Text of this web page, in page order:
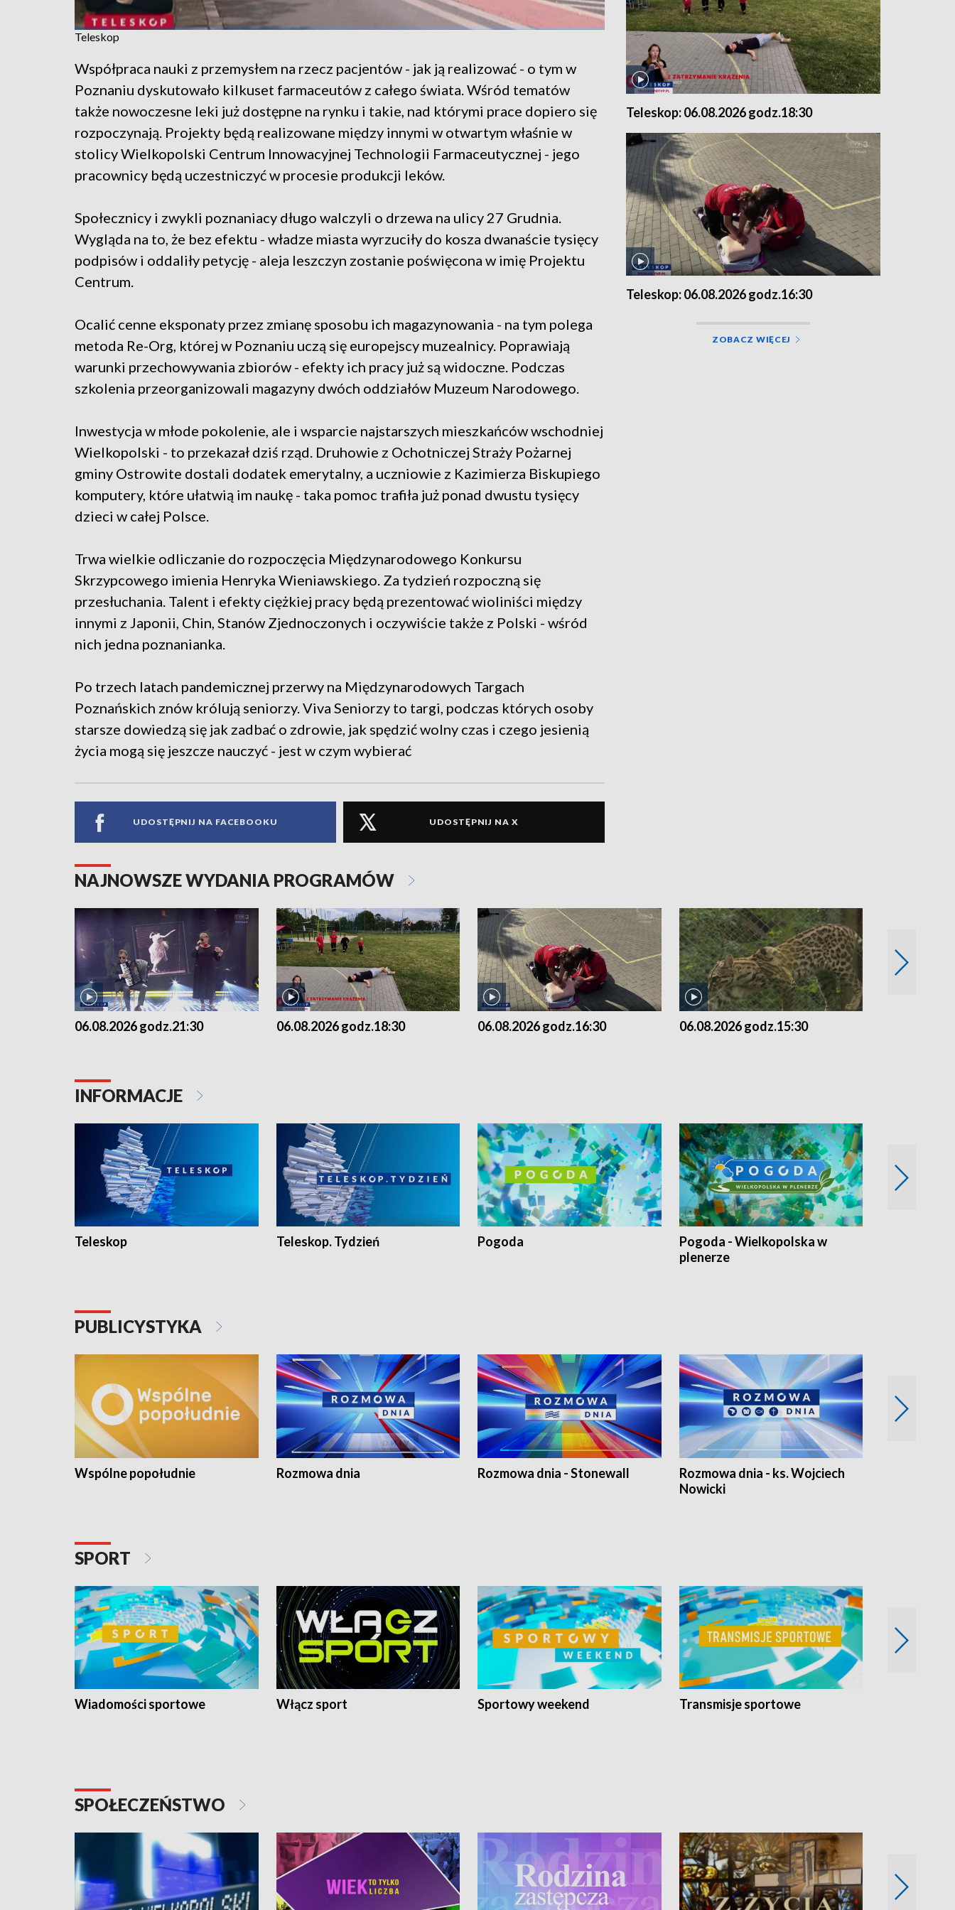
Teleskop
Współpraca nauki z przemysłem na rzecz pacjentów - jak ją realizować - o tym w
Poznaniu dyskutowało kilkuset farmaceutów z całego świata. Wśród tematów
także nowoczesne leki już dostępne na rynku i takie, nad którymi prace dopiero się
rozpoczynają. Projekty będą realizowane między innymi w otwartym właśnie w
stolicy Wielkopolski Centrum Innowacyjnej Technologii Farmaceutycznej - jego
pracownicy będą uczestniczyć w procesie produkcji leków.
Społecznicy i zwykli poznaniacy długo walczyli o drzewa na ulicy 27 Grudnia.
Wygląda na to, że bez efektu - władze miasta wyrzuciły do kosza dwanaście tysięcy
podpisów i oddaliły petycję - aleja leszczyn zostanie poświęcona w imię Projektu
Centrum.
Ocalić cenne eksponaty przez zmianę sposobu ich magazynowania - na tym polega
metoda Re-Org, której w Poznaniu uczą się europejscy muzealnicy. Poprawiają
warunki przechowywania zbiorów - efekty ich pracy już są widoczne. Podczas
szkolenia przeorganizowali magazyny dwóch oddziałów Muzeum Narodowego.
Inwestycja w młode pokolenie, ale i wsparcie najstarszych mieszkańców wschodniej
Wielkopolski - to przekazał dziś rząd. Druhowie z Ochotniczej Straży Pożarnej
gminy Ostrowite dostali dodatek emerytalny, a uczniowie z Kazimierza Biskupiego
komputery, które ułatwią im naukę - taka pomoc trafiła już ponad dwustu tysięcy
dzieci w całej Polsce.
Trwa wielkie odliczanie do rozpoczęcia Międzynarodowego Konkursu
Skrzypcowego imienia Henryka Wieniawskiego. Za tydzień rozpoczną się
przesłuchania. Talent i efekty ciężkiej pracy będą prezentować wioliniści między
innymi z Japonii, Chin, Stanów Zjednoczonych i oczywiście także z Polski - wśród
nich jedna poznanianka.
Po trzech latach pandemicznej przerwy na Międzynarodowych Targach
Poznańskich znów królują seniorzy. Viva Seniorzy to targi, podczas których osoby
starsze dowiedzą się jak zadbać o zdrowie, jak spędzić wolny czas i czego jesienią
życia mogą się jeszcze nauczyć - jest w czym wybierać
UDOSTĘPNIJ NA FACEBOOKU UDOSTĘPNIJ NA X
Teleskop: 06.08.2026 godz.18:30
Teleskop: 06.08.2026 godz.16:30
ZOBACZ WIĘCEJ
NAJNOWSZE WYDANIA PROGRAMÓW
06.08.2026 godz.21:30 06.08.2026 godz.18:30 06.08.2026 godz.16:30 06.08.2026 godz.15:30
INFORMACJE
Teleskop Teleskop. Tydzień Pogoda
Pogoda - Wielkopolska w
plenerze
PUBLICYSTYKA
Wspólne popołudnie Rozmowa dnia Rozmowa dnia - Stonewall
Rozmowa dnia - ks. Wojciech
Nowicki
SPORT
Wiadomości sportowe Włącz sport Sportowy weekend Transmisje sportowe
SPOŁECZEŃSTWO